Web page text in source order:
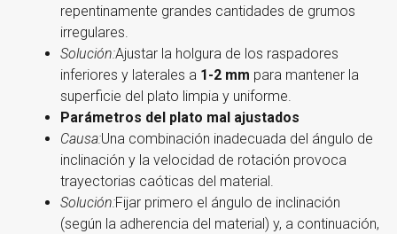
repentinamente grandes cantidades de grumos
irregulares.
Solución:Ajustar la holgura de los raspadores
inferiores y laterales a 1-2 mm para mantener la
superficie del plato limpia y uniforme.
Parámetros del plato mal ajustados
Causa:Una combinación inadecuada del ángulo de
inclinación y la velocidad de rotación provoca
trayectorias caóticas del material.
Solución:Fijar primero el ángulo de inclinación
(según la adherencia del material) y, a continuación,